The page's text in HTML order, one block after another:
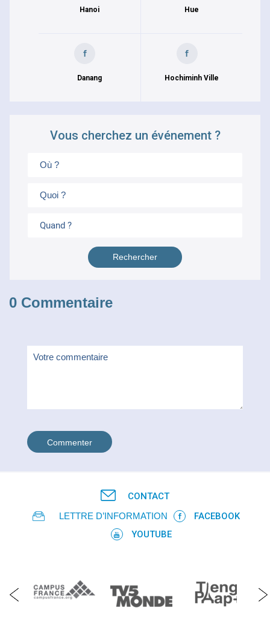
Hanoi Hue
Danang Hochiminh Ville
Vous cherchez un événement ?
Quand ?
0 Commentaire
CONTACT
LETTRE D’INFORMATION
FACEBOOK
YOUTUBE